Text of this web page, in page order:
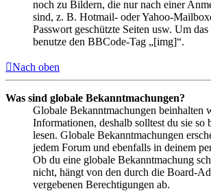
noch zu Bildern, die nur nach einer
sind, z. B. Hotmail- oder Yahoo-
Passwort geschützte Seiten usw. Um
benutze den BBCode-Tag „[img]“.
Nach oben
Was sind globale Bekanntmachungen?
Globale Bekanntmachungen beinhalten
Informationen, deshalb solltest du sie so
lesen. Globale Bekanntmachungen
jedem Forum und ebenfalls in deinem
Ob du eine globale Bekanntmachung
nicht, hängt von den durch die Board-
vergebenen Berechtigungen ab.